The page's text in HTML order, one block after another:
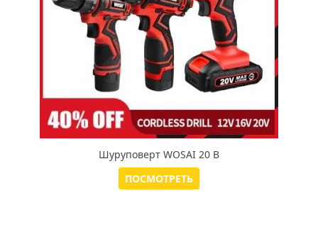
Шуруповерт WOSAI 20 В
ПОСМОТРЕТЬ